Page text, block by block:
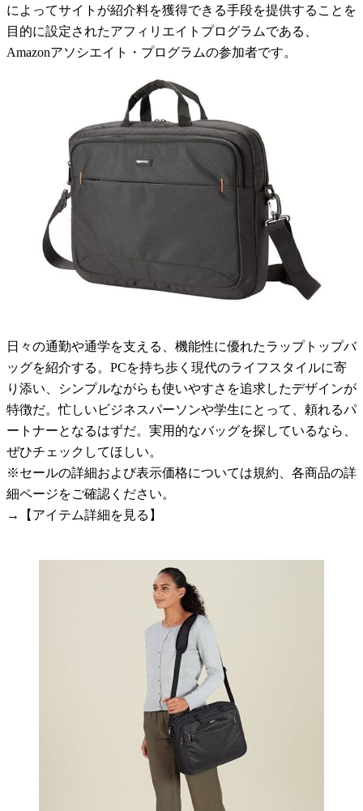
によってサイトが紹介料を獲得できる手段を提供することを
目的に設定されたアフィリエイトプログラムである、
Amazonアソシエイト・プログラムの参加者です。
日々の通勤や通学を支える、機能性に優れたラップトップバ
ッグを紹介する。PCを持ち歩く現代のライフスタイルに寄
り添い、シンプルながらも使いやすさを追求したデザインが
特徴だ。忙しいビジネスパーソンや学生にとって、頼れるパ
ートナーとなるはずだ。実用的なバッグを探しているなら、
ぜひチェックしてほしい。
※セールの詳細および表示価格については規約、各商品の詳
細ページをご確認ください。
→【アイテム詳細を見る】